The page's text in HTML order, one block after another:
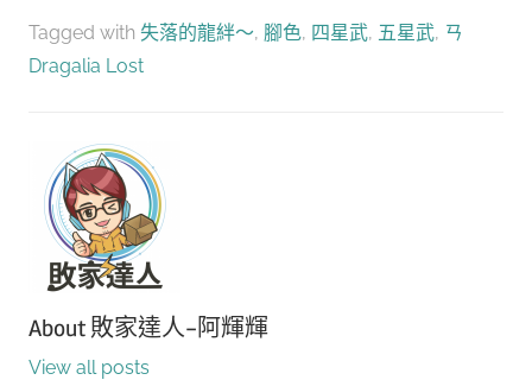
Tagged with 失落的龍絆～, 腳色, 四星武, 五星武, ㄢ
Dragalia Lost
About敗家達人-阿輝輝
View all posts